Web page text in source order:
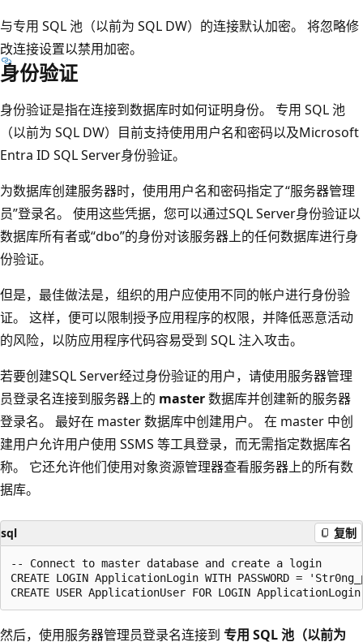
与专用 SQL 池（以前为 SQL DW）的连接默认加密。 将忽略修
改连接设置以禁用加密。
身份验证
身份验证是指在连接到数据库时如何证明身份。 专用 SQL 池
（以前为 SQL DW）目前支持使用用户名和密码以及Microsoft
Entra ID SQL Server身份验证。
为数据库创建服务器时，使用用户名和密码指定了“服务器管理
员”登录名。 使用这些凭据，您可以通过SQL Server身份验证以
数据库所有者或“dbo”的身份对该服务器上的任何数据库进行身
份验证。
但是，最佳做法是，组织的用户应使用不同的帐户进行身份验
证。 这样，便可以限制授予应用程序的权限，并降低恶意活动
的风险，以防应用程序代码容易受到 SQL 注入攻击。
若要创建SQL Server经过身份验证的用户，请使用服务器管理
员登录名连接到服务器上的 master数据库并创建新的服务器
登录名。 最好在 master 数据库中创建用户。 在 master 中创
建用户允许用户使用 SSMS 等工具登录，而无需指定数据库名
称。 它还允许他们使用对象资源管理器查看服务器上的所有数
据库。
sql 复制
-- Connect to master database and create a login
CREATE LOGIN ApplicationLogin WITH PASSWORD =
然后，使用服务器管理员登录名连接到 专用 SQL 池（以前为